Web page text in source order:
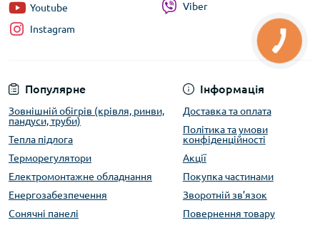
Популярне
Зовнішній обігрів (крівля, ринви,
пандуси, труби)
Тепла підлога
Терморегулятори
Електромонтажне обладнання
Енергозабезпечення
Сонячні панелі
Інформація
Доставка та оплата
Політика та умови
конфіденційності
Акції
Покупка частинами
Зворотній зв’язок
Повернення товару
Youtube
Instagram
Viber